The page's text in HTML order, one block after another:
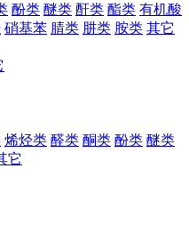
酚类 醚类 酐类 酯类 有机酸
硝基苯 腈类 肼类 胺类 其它
烯烃类 醛类 酮类 酚类 醚类
它